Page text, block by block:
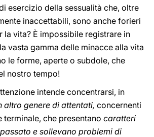
esercizio della sessualità che, oltre
inaccettabili, sono anche forieri
la vita? È impossibile registrare in
vasta gamma delle minacce alla vita
le forme, aperte o subdole, che
nostro tempo!
intende concentrarsi, in
altro genere di attentati, concernenti
terminale, che presentano caratteri
e sollevano problemi di